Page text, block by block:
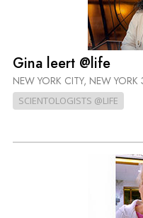
Gina leert @life
NEW YORK CITY, NEW YORK
SCIENTOLOGISTS @LIFE